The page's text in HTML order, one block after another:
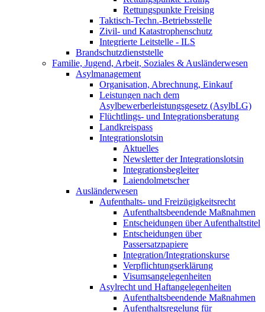
Rettungspunkte Freising
Taktisch-Techn.-Betriebsstelle
Zivil- und Katastrophenschutz
Integrierte Leitstelle - ILS
Brandschutzdienststelle
Familie, Jugend, Arbeit, Soziales & Ausländerwesen
Asylmanagement
Organisation, Abrechnung, Einkauf
Leistungen nach dem
Asylbewerberleistungsgesetz (AsylbLG)
Flüchtlings- und Integrationsberatung
Landkreispass
Integrationslotsin
Aktuelles
Newsletter der Integrationslotsin
Integrationsbegleiter
Laiendolmetscher
Ausländerwesen
Aufenthalts- und Freizügigkeitsrecht
Aufenthaltsbeendende Maßnahmen
Entscheidungen über Aufenthaltstitel
Entscheidungen über
Passersatzpapiere
Integration/Integrationskurse
Verpflichtungserklärung
Visumsangelegenheiten
Asylrecht und Haftangelegenheiten
Aufenthaltsbeendende Maßnahmen
Aufenthaltsregelung für